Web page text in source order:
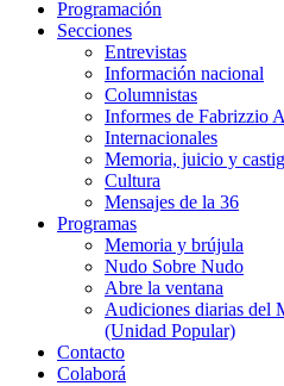
Programación
Secciones
Entrevistas
Información nacional
Columnistas
Informes de Fabrizzio
Internacionales
Memoria, juicio y
Cultura
Mensajes de la 36
Programas
Memoria y brújula
Nudo Sobre Nudo
Abre la ventana
Audiciones diarias del
(Unidad Popular)
Contacto
Colaborá